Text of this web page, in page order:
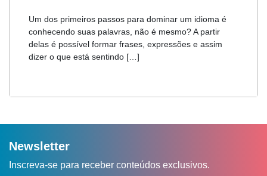
Um dos primeiros passos para dominar um idioma é
conhecendo suas palavras, não é mesmo? A partir
delas é possível formar frases, expressões e assim
dizer o que está sentindo […]
Newsletter
Inscreva-se para receber conteúdos exclusivos.